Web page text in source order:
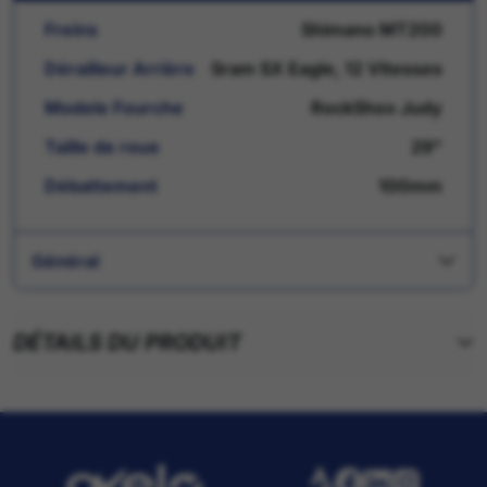
Freins
Shimano MT200
Dérailleur Arrière
Sram SX Eagle, 12 Vitesses
Modele Fourche
RockShox Judy
Taille de roue
Débattement
100mm
Général
DÉTAILS DU PRODUIT